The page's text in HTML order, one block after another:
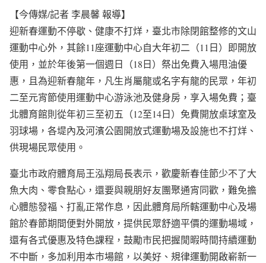
【今傳媒/記者 李晨馨 報導】
迎新春運動不停歇、健康不打烊，臺北市除閉館整修的文山
運動中心外，其餘11座運動中心自大年初二（11日）即開放
使用，並於年後第一個週日（18日）祭出免費入場甩油優
惠，且為迎新春龍年，凡生肖屬龍或名字有龍的民眾，年初
二至元宵節使用運動中心游泳池及健身房，享入場免費；臺
北體育館則從年初三至初五（12至14日）免費開放桌球室及
羽球場，各堤內及河濱公園開放式運動場及設施也不打烊、
供現場民眾使用。
臺北市政府體育局王泓翔局長表示，歡慶新春佳節少不了大
魚大肉、零食點心，還要與親朋好友團聚通宵同歡，難免擔
心體態發福、打亂正常作息，因此體育局所轄運動中心及場
館於春節期間便對外開放，提供民眾舒適平價的運動場域，
還有各式優惠及特色課程，鼓勵市民把握閒暇時間持續運動
不中斷，多加利用本市場館，以美好、規律運動開啟嶄新一